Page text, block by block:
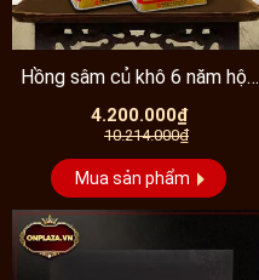
Hồng sâm củ khô 6 năm hộp
thiếc 20 củ...
4.200.000₫
10.214.000₫
Mua sản phẩm